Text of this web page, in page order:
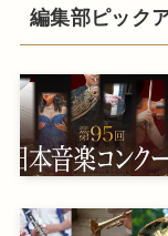
編集部ピック